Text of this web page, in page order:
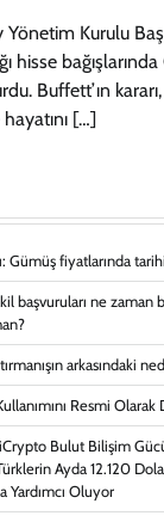
Kurulu
hisse bağışlarında
Buffett’ın
[…]
Gümüş fiyatlarında
başvuruları ne zaman
arkasındaki
Resmi Olarak
Bulut Bilişim
Ayda 12.120
Yardımcı Oluyor